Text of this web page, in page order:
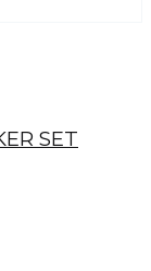
SET